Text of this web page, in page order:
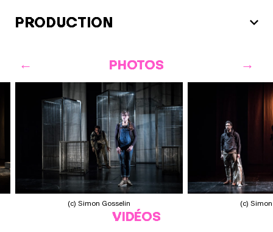
PRODUCTION
PHOTOS
(c) Simon Gosselin (c)
VIDÉOS